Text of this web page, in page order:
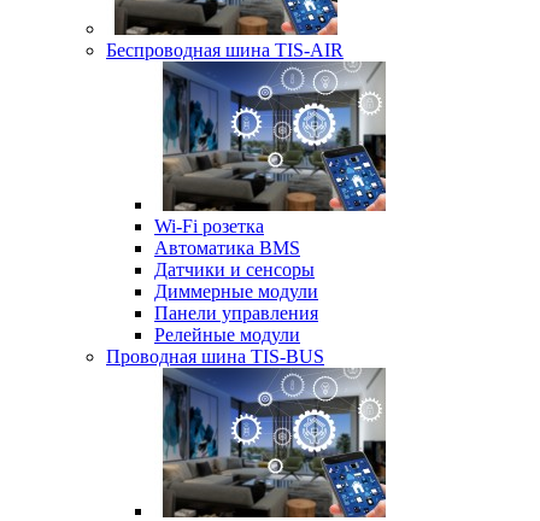
Беспроводная шина TIS-AIR
Wi-Fi розетка
Автоматика BMS
Датчики и сенсоры
Диммерные модули
Панели управления
Релейные модули
Проводная шина TIS-BUS